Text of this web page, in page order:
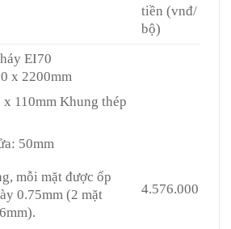
tiền (vnđ/
bộ)
EI70
x 2200mm
110mm Khung thép
50mm
mỗi mặt được ốp
0.75mm (2 mặt
4.576.000